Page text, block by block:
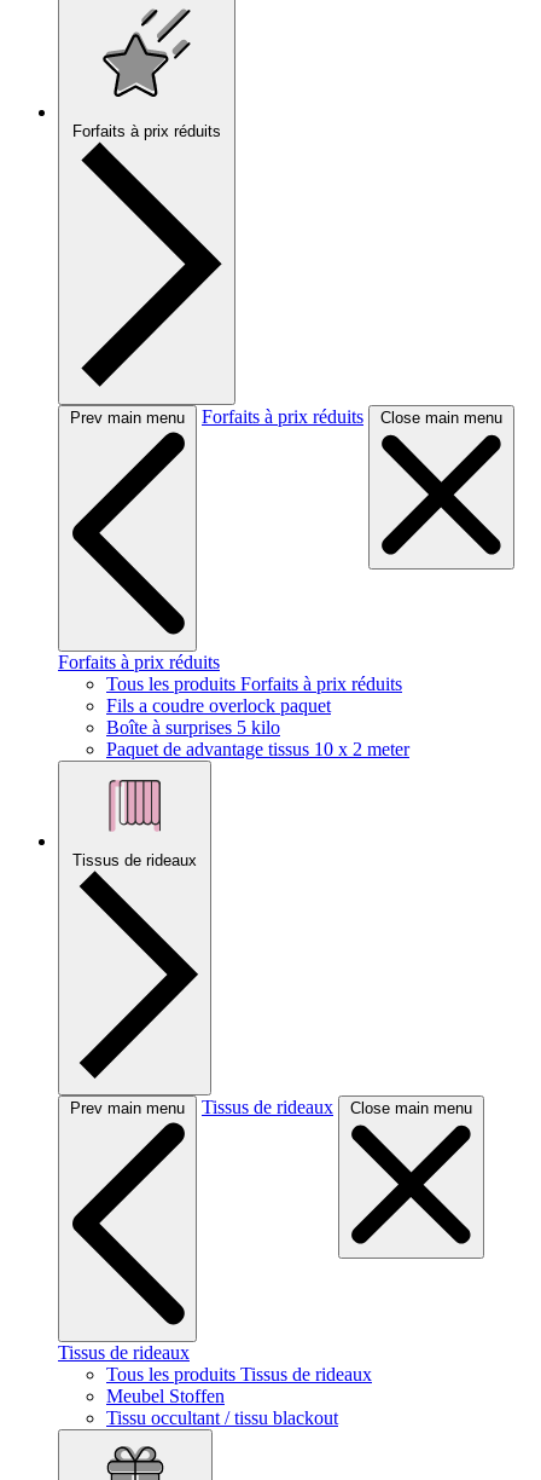
Forfaits à prix réduits
Prev main menu Forfaits à prix réduits Close main menu
Forfaits à prix réduits
Tous les produits Forfaits à prix réduits
Fils a coudre overlock paquet
Boîte à surprises 5 kilo
Paquet de advantage tissus 10 x 2 meter
Tissus de rideaux
Prev main menu Tissus de rideaux Close main menu
Tissus de rideaux
Tous les produits Tissus de rideaux
Meubel Stoffen
Tissu occultant / tissu blackout